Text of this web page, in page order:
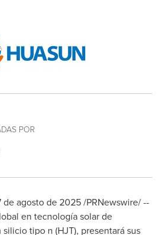
POR
de agosto de 2025/PRNewswire/ --
en tecnología solar de
tipo n (HJT), presentará sus